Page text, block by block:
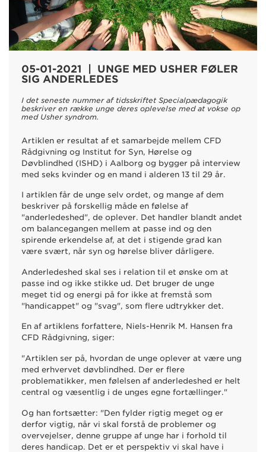
05-01-2021 | UNGE MED USHER FØLER
SIG ANDERLEDES
I det seneste nummer af tidsskriftet Specialpædagogik
beskriver en række unge deres oplevelse med at vokse op
med Usher syndrom.
Artiklen er resultat af et samarbejde mellem CFD
Rådgivning og Institut for Syn, Hørelse og
Døvblindhed (ISHD) i Aalborg og bygger på interview
med seks kvinder og en mand i alderen 13 til 29 år.
I artiklen får de unge selv ordet, og mange af dem
beskriver på forskellig måde en følelse af
"anderledeshed", de oplever. Det handler blandt andet
om balancegangen mellem at passe ind og den
spirende erkendelse af, at det i stigende grad kan
være svært, når syn og hørelse bliver dårligere.
Anderledeshed skal ses i relation til et ønske om at
passe ind og ikke stikke ud. Det bruger de unge
meget tid og energi på for ikke at fremstå som
"handicappet" og "svag", som flere udtrykker det.
En af artiklens forfattere, Niels-Henrik M. Hansen fra
CFD Rådgivning, siger:
"Artiklen ser på, hvordan de unge oplever at være ung
med erhvervet døvblindhed. Der er flere
problematikker, men følelsen af anderledeshed er helt
central og væsentlig i de unges egne fortællinger."
Og han fortsætter: "Den fylder rigtig meget og er
derfor vigtig, når vi skal forstå de problemer og
overvejelser, denne gruppe af unge har i forhold til
deres handicap. Det er et perspektiv vi skal have i